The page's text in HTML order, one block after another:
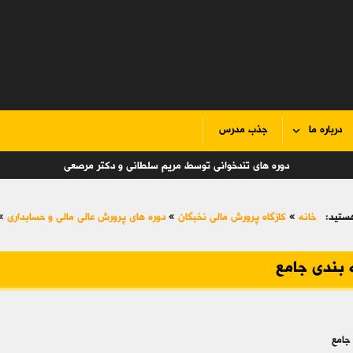
درباره ما جذب مدرس
دوره های تندخوانی توسط مریم سلطانی و دکتر مرصعی
خانه » کازگاه پرورش مالی نخبگان » دوره های پرورش عالی مالي و حسابداري
بندی جامع